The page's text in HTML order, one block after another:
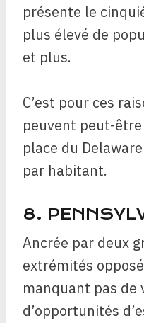
présente le
plus élevé de
et plus.
C’est pour ces
peuvent peut-
place du
par habitant.
8.
Ancrée par deux
extrémités
manquant pas de
d’opportunités